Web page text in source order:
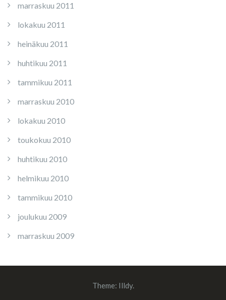
marraskuu 2011
lokakuu 2011
heinäkuu 2011
huhtikuu 2011
tammikuu 2011
marraskuu 2010
lokakuu 2010
toukokuu 2010
huhtikuu 2010
helmikuu 2010
tammikuu 2010
joulukuu 2009
marraskuu 2009
Theme: Illdy.